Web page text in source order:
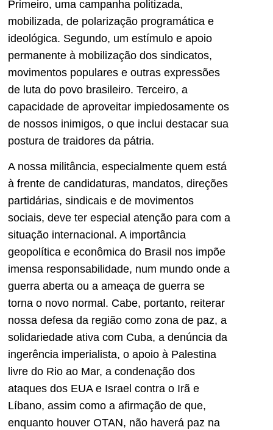
Primeiro, uma campanha politizada,
mobilizada, de polarização programática e
ideológica. Segundo, um estímulo e apoio
permanente à mobilização dos sindicatos,
movimentos populares e outras expressões
de luta do povo brasileiro. Terceiro, a
capacidade de aproveitar impiedosamente os
de nossos inimigos, o que inclui destacar sua
postura de traidores da pátria.
A nossa militância, especialmente quem está
à frente de candidaturas, mandatos, direções
partidárias, sindicais e de movimentos
sociais, deve ter especial atenção para com a
situação internacional. A importância
geopolítica e econômica do Brasil nos impõe
imensa responsabilidade, num mundo onde a
guerra aberta ou a ameaça de guerra se
torna o novo normal. Cabe, portanto, reiterar
nossa defesa da região como zona de paz, a
solidariedade ativa com Cuba, a denúncia da
ingerência imperialista, o apoio à Palestina
livre do Rio ao Mar, a condenação dos
ataques dos EUA e Israel contra o Irã e
Líbano, assim como a afirmação de que,
enquanto houver OTAN, não haverá paz na